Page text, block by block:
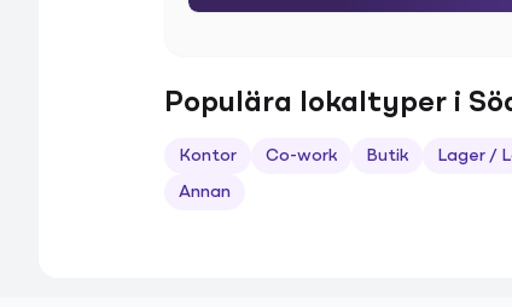
Populära lokaltyper i
Kontor Co-work Butik Lager /
Annan